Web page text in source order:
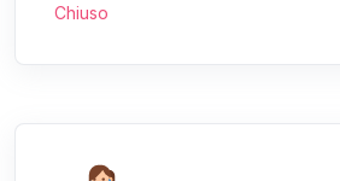
Chiuso